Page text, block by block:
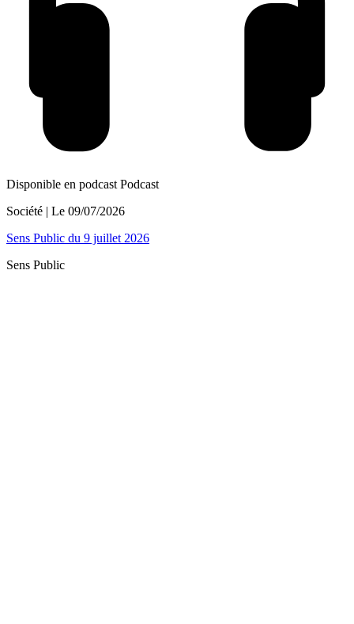
Disponible en podcast Podcast
Société | Le 09/07/2026
Sens Public du 9 juillet 2026
Sens Public